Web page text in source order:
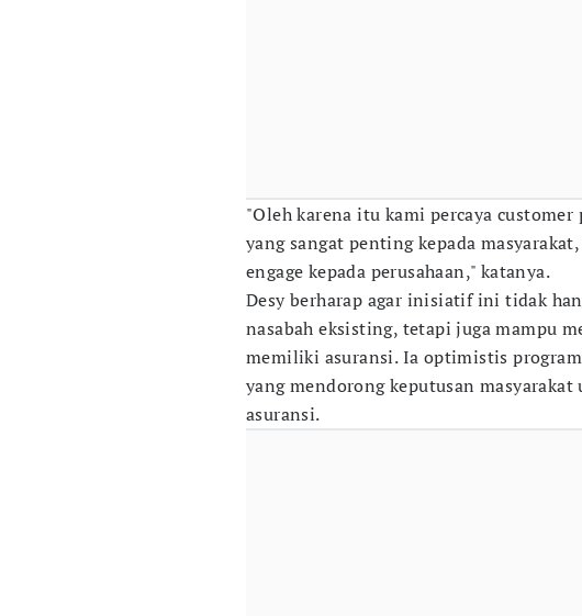
"Oleh karena itu kami percaya
yang sangat penting kepada
engage kepada perusahaan," katanya.
Desy berharap agar inisiatif ini tidak
nasabah eksisting, tetapi juga mampu
memiliki asuransi. Ia optimistis
yang mendorong keputusan
asuransi.